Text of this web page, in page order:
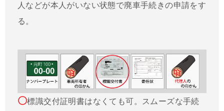
人などが本人がいない状態で廃車手続きの申請をす
る。
〇標識交付証明書はなくても可。スムーズな手続